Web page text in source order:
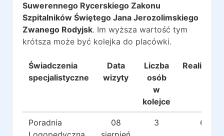
Suwerennego Rycerskiego Zakonu
Szpitalników Świętego Jana Jerozolimskiego
Zwanego Rodyjsk. Im wyższa wartość tym
krótsza może być kolejka do placówki.
Świadczenia
specjalistyczne
Data
wizyty
Liczba
osób
w
kolejce
Realizacje
Poradnia
08
3 6